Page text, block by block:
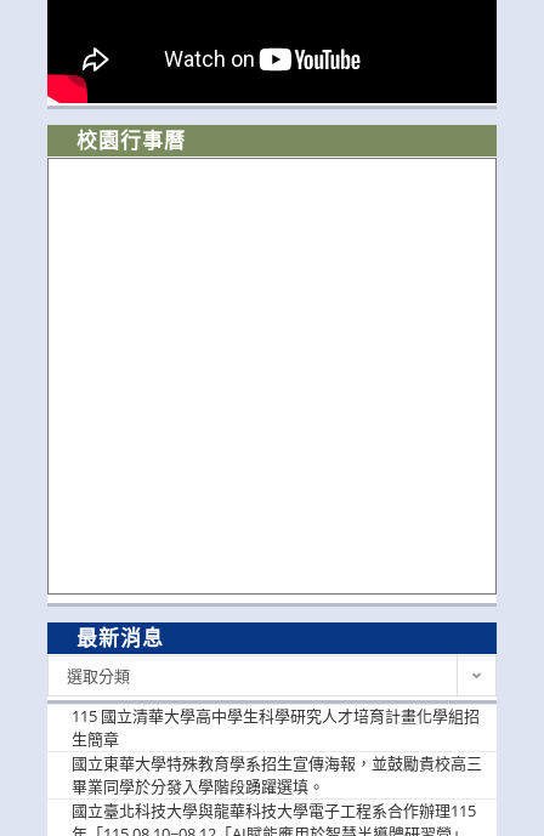
校園行事曆
最新消息
選取分類
115 國立清華大學高中學生科學研究人才培育計畫化學組招
生簡章
國立東華大學特殊教育學系招生宣傳海報，並鼓勵貴校高三
畢業同學於分發入學階段踴躍選填。
國立臺北科技大學與龍華科技大學電子工程系合作辦理115